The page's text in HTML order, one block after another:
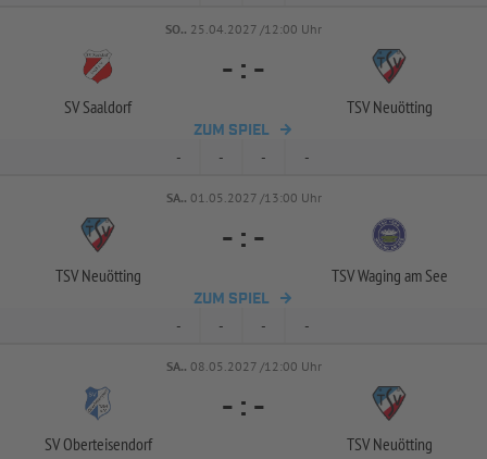
SO.. 25.04.2027 /12:00 Uhr
SV Saaldorf
- : -
TSV Neuötting
ZUM SPIEL
- - - -
SA.. 01.05.2027 /13:00 Uhr
TSV Neuötting
- : -
TSV Waging am See
ZUM SPIEL
- - - -
SA.. 08.05.2027 /12:00 Uhr
SV Oberteisendorf
- : -
TSV Neuötting